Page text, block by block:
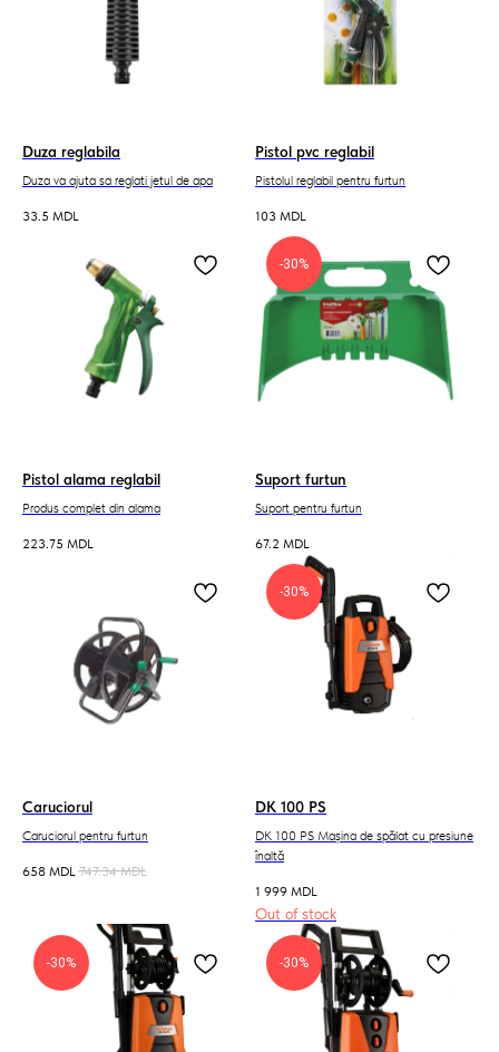
Duza reglabila
Duza va ajuta sa reglati jetul de apa
33.5 MDL
Pistol pvc reglabil
Pistolul reglabil pentru furtun
103 MDL
Pistol alama reglabil
Produs complet din alama
223.75 MDL
-30%
Suport furtun
Suport pentru furtun
67.2 MDL
Caruciorul
Caruciorul pentru furtun
658 MDL 747.34 MDL
-30%
DK 100 PS
DK 100 PS Mașina de spălat cu presiune
înaltă
1 999 MDL
Out of stock
-30% -30%